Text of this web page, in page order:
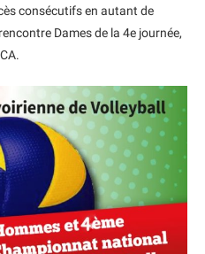
consécutifs en autant de
Dames de la 4e journée,